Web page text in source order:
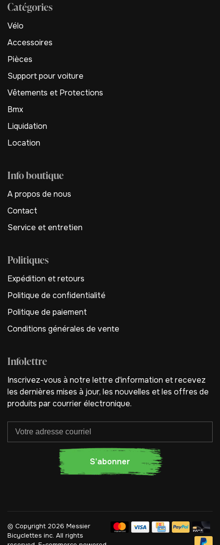
Catégories
Vélo
Accessoires
Pièces
Support pour voiture
Vêtements et Protections
Bmx
Liquidation
Location
Info boutique
A propos de nous
Contact
Service et entretien
Politiques
Expédition et retours
Politique de confidentialité
Politique de paiement
Conditions générales de vente
Infolettre
Inscrivez-vous à notre lettre d'information et recevez
les dernières mises à jour, les nouvelles et les offres de
produits par courrier électronique.
S'abonner
© Copyright 2026 Messier
Bicyclettes inc. All rights